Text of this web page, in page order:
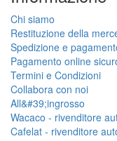
Chi siamo
Restituzione della
Spedizione e
Pagamento online
Termini e Condizioni
Collabora con noi
All&#39;ingrosso
Wacaco - rivenditore
Cafelat - rivenditore